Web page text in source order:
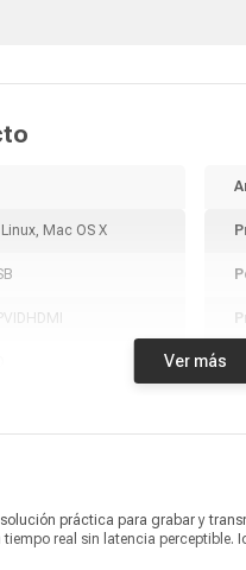
Mac OS X
Ver más
práctica para grabar y
real sin latencia